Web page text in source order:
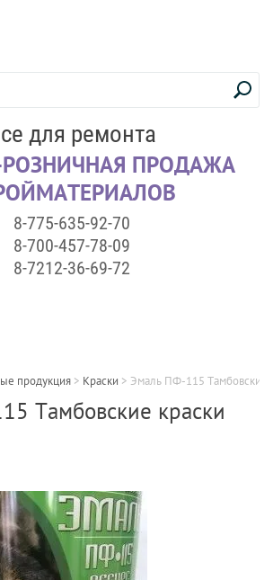
для ремонта
ПРОДАЖА
8-775-635-92-70
8-700-457-78-09
8-7212-36-69-72
продукция > Краски > Эмаль ПФ-115 Тамбовские
Тамбовские краски